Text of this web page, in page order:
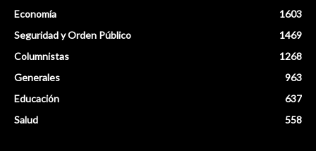
Economía
1603
Seguridad y Orden Público
1469
Columnistas
1268
Generales
963
Educación
637
Salud
558